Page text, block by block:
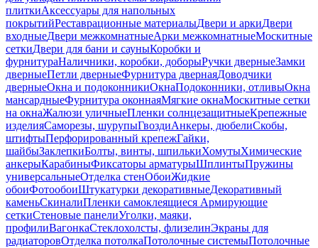
плиткиАксессуары для напольных
покрытийРеставрационные материалыДвери и аркиДвери
входныеДвери межкомнатныеАрки межкомнатныеМоскитные
сеткиДвери для бани и сауныКоробки и
фурнитураНаличники, коробки, доборыРучки дверныеЗамки
дверныеПетли дверныеФурнитура двернаяДоводчики
дверныеОкна и подоконникиОкнаПодоконники, отливыОкна
мансардныеФурнитура оконнаяМягкие окнаМоскитные сетки
на окнаЖалюзи уличныеПленки солнцезащитныеКрепежные
изделияСаморезы, шурупыГвоздиАнкеры, дюбелиСкобы,
штифтыПерфорированный крепежГайки,
шайбыЗаклепкиБолты, винты, шпилькиХомутыХимические
анкерыКарабиныФиксаторы арматурыШплинтыПружины
универсальныеОтделка стенОбоиЖидкие
обоиФотообоиШтукатурки декоративныеДекоративный
каменьСкиналиПленки самоклеящиеся Армирующие
сеткиСтеновые панелиУголки, маяки,
профилиВагонкаСтеклохолсты, флизелинЭкраны для
радиаторовОтделка потолкаПотолочные системыПотолочные